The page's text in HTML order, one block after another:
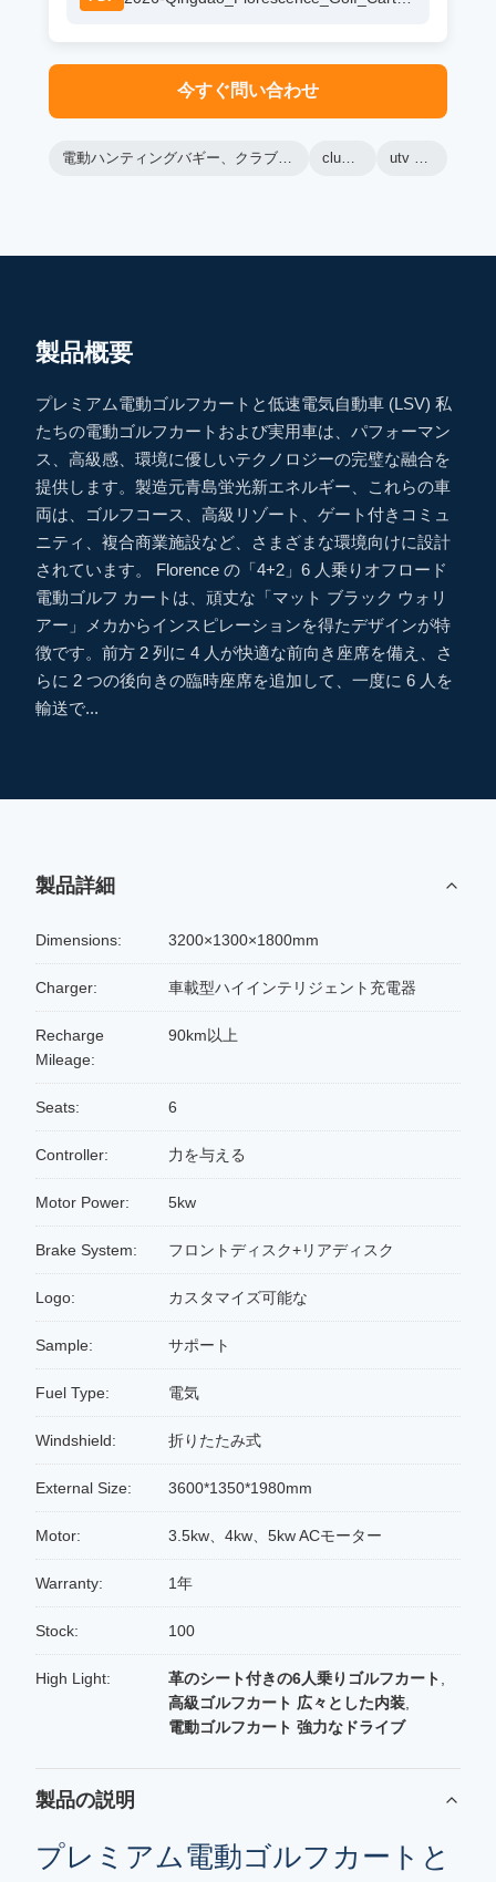
今すぐ問い合わせ
電動ハンティングバギー、クラブカートu​​tv、utvユーティリティカート club cart utv utv utility cart
製品概要
プレミアム電動ゴルフカートと低速電気自動車 (LSV) 私
たちの電動ゴルフカートおよび実用車は、パフォーマン
ス、高級感、環境に優しいテクノロジーの完璧な融合を
提供します。製造元青島蛍光新エネルギー、これらの車
両は、ゴルフコース、高級リゾート、ゲート付きコミュ
ニティ、複合商業施設など、さまざまな環境向けに設計
されています。 Florence の「4+2」6 人乗りオフロード
電動ゴルフ カートは、頑丈な「マット ブラック ウォリ
アー」メカからインスピレーションを得たデザインが特
徴です。前方 2 列に 4 人が快適な前向き座席を備え、さ
らに 2 つの後向きの臨時座席を追加して、一度に 6 人を
輸送で...
製品詳細
Dimensions: 3200×1300×1800mm
Charger: 車載型ハイインテリジェント充電器
Recharge
Mileage:
90km以上
Seats: 6
Controller: 力を与える
Motor Power: 5kw
Brake System: フロントディスク+リアディスク
Logo: カスタマイズ可能な
Sample: サポート
Fuel Type: 電気
Windshield: 折りたたみ式
External Size: 3600*1350*1980mm
Motor: 3.5kw、4kw、5kw ACモーター
Warranty: 1年
Stock: 100
High Light: 革のシート付きの6人乗りゴルフカート
高級ゴルフカート 広々とした内装
電動ゴルフカート 強力なドライブ
製品の説明
プレミアム電動ゴルフカートと